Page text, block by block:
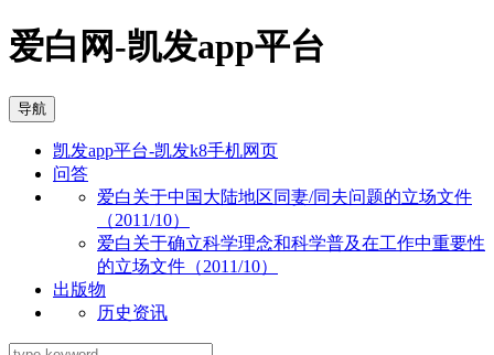
爱白网-凯发app平台
导航
凯发app平台-凯发k8手机网页
问答
爱白关于中国大陆地区同妻/同夫问题的立场文件
（2011/10）
爱白关于确立科学理念和科学普及在工作中重要性
的立场文件（2011/10）
出版物
历史资讯